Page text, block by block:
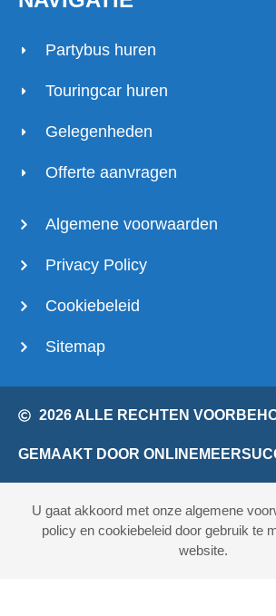
Partybus huren
Touringcar huren
Gelegenheden
Offerte aanvragen
Algemene voorwaarden
Privacy Policy
Cookiebeleid
Sitemap
2026 ALLE RECHTEN
GEMAAKT DOOR
U gaat akkoord met onze algemene
policy en cookiebeleid door gebruik te
website.